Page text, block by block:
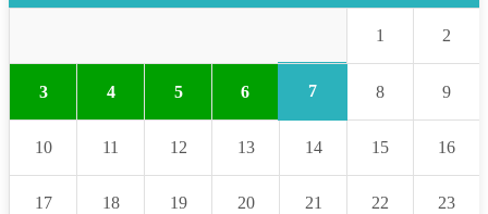
1 2
3 4 5 6 7 8 9
10 11 12 13 14 15 16
17 18 19 20 21 22 23